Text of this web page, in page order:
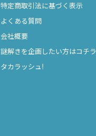
特定商取引法に基づく表示
よくある質問
会社概要
謎解きを企画したい方はコチラ
タカラッシュ!